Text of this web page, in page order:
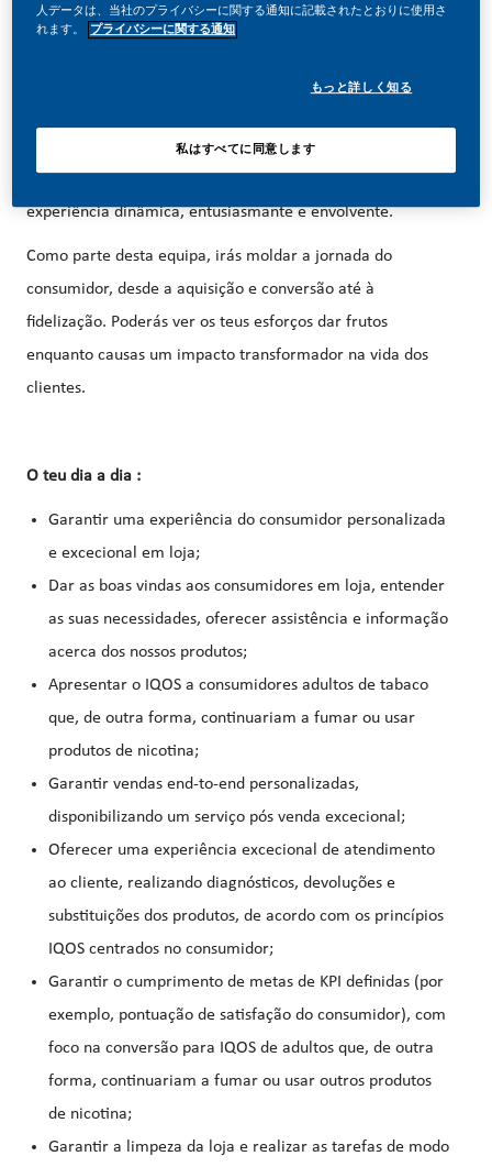
na nova missão da PMI: converter fumadores para os
linha da frente da nossa transformação, à medida que
lançamos novas lojas e formatos de retalho. É uma
experiência dinâmica, entusiasmante e envolvente.
Como parte desta equipa, irás moldar a jornada do
consumidor, desde a aquisição e conversão até à
fidelização. Poderás ver os teus esforços dar frutos
enquanto causas um impacto transformador na vida dos
clientes.
O teu dia a dia :
Garantir uma experiência do consumidor personalizada
e excecional em loja;
Dar as boas vindas aos consumidores em loja, entender
as suas necessidades, oferecer assistência e informação
acerca dos nossos produtos;
Apresentar o IQOS a consumidores adultos de tabaco
que, de outra forma, continuariam a fumar ou usar
produtos de nicotina;
Garantir vendas end-to-end personalizadas,
disponibilizando um serviço pós venda excecional;
Oferecer uma experiência excecional de atendimento
ao cliente, realizando diagnósticos, devoluções e
substituições dos produtos, de acordo com os princípios
IQOS centrados no consumidor;
Garantir o cumprimento de metas de KPI definidas (por
exemplo, pontuação de satisfação do consumidor), com
foco na conversão para IQOS de adultos que, de outra
forma, continuariam a fumar ou usar outros produtos
de nicotina;
Garantir a limpeza da loja e realizar as tarefas de modo
人データは、当社のプライバシーに関する通知に記載されたとおりに使用さ
れます。
プライバシーに関する通知
もっと詳しく知る
私はすべてに同意します